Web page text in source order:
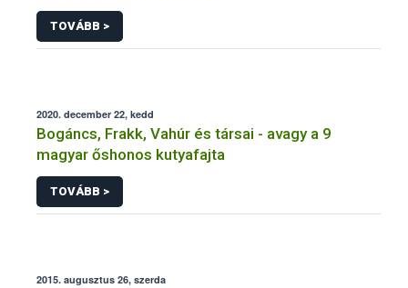
Hivatal tevékenységéhez kötődő érintetti jogok
gyakorlásával összefüggő adatkezeléseihez
TOVÁBB >
2020. december 22, kedd
Bogáncs, Frakk, Vahúr és társai - avagy a 9
magyar őshonos kutyafajta
TOVÁBB >
2015. augusztus 26, szerda